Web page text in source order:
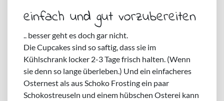
einfach und gut vorzubereiten
.. besser geht es doch gar nicht.
Die Cupcakes sind so saftig, dass sie im
Kühlschrank locker 2-3 Tage frisch halten. (Wenn
sie denn so lange überleben.) Und ein einfacheres
Osternest als aus Schoko Frosting ein paar
Schokostreuseln und einem hübschen Osterei kann